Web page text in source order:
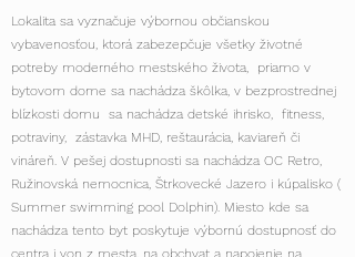
Lokalita sa vyznačuje výbornou občianskou
vybavenosťou, ktorá zabezepčuje všetky životné
potreby moderného mestského života, priamo v
bytovom dome sa nachádza škôlka, v bezprostrednej
blízkosti domu sa nachádza detské ihrisko, fitness,
potraviny, zástavka MHD, reštaurácia, kaviareň či
vináreň. V pešej dostupnosti sa nachádza OC Retro,
Ružinovská nemocnica, Štrkovecké Jazero i kúpalisko (
Summer swimming pool Dolphin). Miesto kde sa
nachádza tento byt poskytuje výbornú dostupnosť do
centra i von z mesta, na obchvat a napojenie na